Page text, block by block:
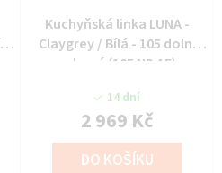
Kuchyňská linka LUNA -
Claygrey / Bílá - 105 dolní
rohová (105 ND 1F)
14 dní
2 969 Kč
DO KOŠÍKU